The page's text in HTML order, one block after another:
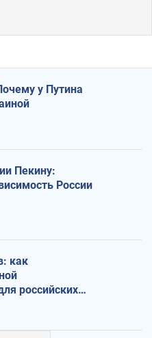
у Путина
Пекину:
России
как
российских